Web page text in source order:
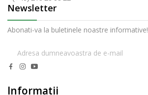
Newsletter
Abonati-va la buletinele noastre informative!
Informatii